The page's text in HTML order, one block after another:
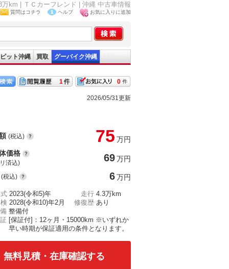
km | ＴＣカーフレンド | 沖縄 中古車情報
質問はコチラ ヘルプ お気に入りに追加
ット沖縄 買取 グーバイク沖縄
0
1
2026/05/31更新
(税込) 75 万円
価格
済込) 69万円
(税込) 6万円
2023(令和5)年 走行 4.3万km
2028(令和10)年2月 修復歴 あり
整備付
[保証付]：12ヶ月・15000km ※いずれか
早い時期が保証適用の条件となります。
無料見積・在庫確認する